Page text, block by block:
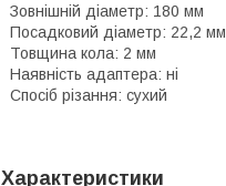
Зовнішній діаметр: 180 мм
Посадковий діаметр: 22,2 мм
Товщина кола: 2 мм
Наявність адаптера: ні
Спосіб різання: сухий
Характеристики